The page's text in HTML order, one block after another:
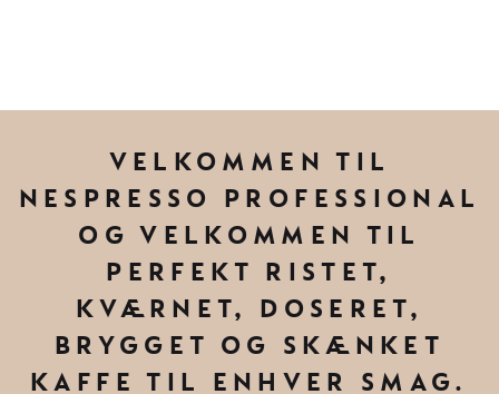
VELKOMMEN TIL
NESPRESSO PROFESSIONAL
OG VELKOMMEN TIL
PERFEKT RISTET,
KVÆRNET, DOSERET,
BRYGGET OG SKÆNKET
KAFFE TIL ENHVER SMAG.